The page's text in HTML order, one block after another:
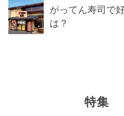
がってん寿司で
は？
特集